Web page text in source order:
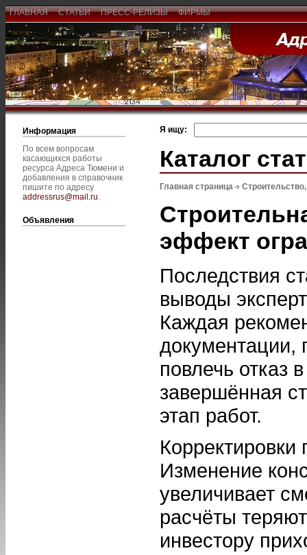
ГЛАВНАЯ СТАТЬИ ПРЕСС-РЕЛИЗЫ ФИРМЫ
Информация
По всем вопросам
касающихся работы
ресурса Адреса Тюмени и
добавления в справочник
пишите по адресу
addressrus@mail.ru.
Объявления
Я ищу:
Каталог
Главная страница
эффект
Последствия
выводы
Каждая
документации,
повлечь отказ
завершённая
этап работ.
Изменение
увеличивает
расчёты
инвестору